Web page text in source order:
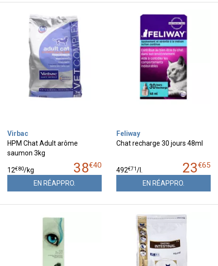
Virbac
HPM Chat Adult arôme
saumon 3kg
38€40
12€80/kg
EN RÉAPPRO.
Feliway
Chat recharge 30 jours 48ml
23€65
492€71/l.
EN RÉAPPRO.